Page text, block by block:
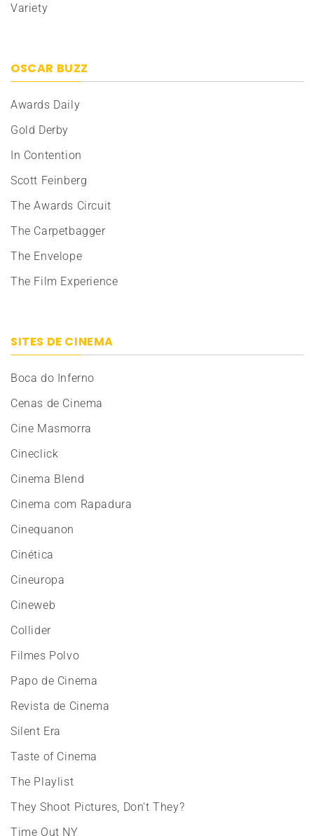
Variety
OSCAR BUZZ
Awards Daily
Gold Derby
In Contention
Scott Feinberg
The Awards Circuit
The Carpetbagger
The Envelope
The Film Experience
SITES DE CINEMA
Boca do Inferno
Cenas de Cinema
Cine Masmorra
Cineclick
Cinema Blend
Cinema com Rapadura
Cinequanon
Cinética
Cineuropa
Cineweb
Collider
Filmes Polvo
Papo de Cinema
Revista de Cinema
Silent Era
Taste of Cinema
The Playlist
They Shoot Pictures, Don't They?
Time Out NY